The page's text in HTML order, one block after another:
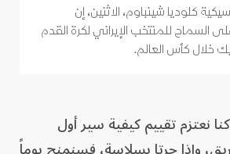
كلوديا شينباوم، الاثنين، إن
السماح للمنتخب الإيراني لكرة القدم
خلال كأس العالم.
نعتزم تقييم كيفية سير أول